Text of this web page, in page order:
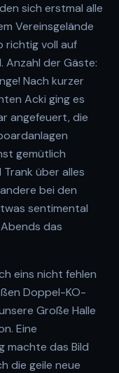
sich erstmal alle
Vereinsgelände
richtig voll auf
Anzahl der Gäste:
Nach kurzer
Acki ging es
angefeuert, die
gemütlich
über alles
bei den
sentimental
das
eins nicht fehlen
Doppel-KO-
Große Halle
Eine
machte das Bild
die geile neue